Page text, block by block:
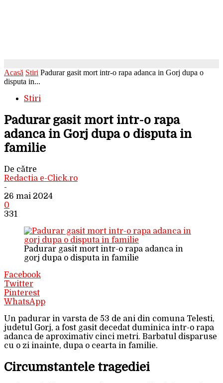
Acasă Stiri Padurar gasit mort intr-o rapa adanca in Gorj dupa o
disputa in...
Stiri
Padurar gasit mort intr-o rapa
adanca in Gorj dupa o disputa in
familie
De către
Redactia e-Click.ro
-
26 mai 2024
0
331
Padurar gasit mort intr-o rapa adanca in
gorj dupa o disputa in familie
Facebook
Twitter
Pinterest
WhatsApp
Un padurar in varsta de 53 de ani din comuna Telesti,
judetul Gorj, a fost gasit decedat duminica intr-o rapa
adanca de aproximativ cinci metri. Barbatul disparuse
cu o zi inainte, dupa o cearta in familie.
Circumstantele tragediei